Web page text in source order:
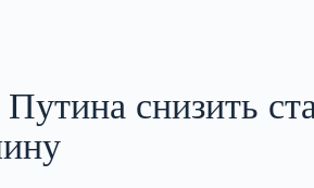
снизить